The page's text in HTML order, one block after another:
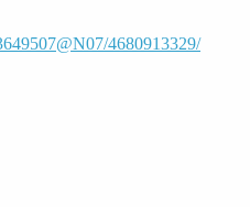
4680913329/